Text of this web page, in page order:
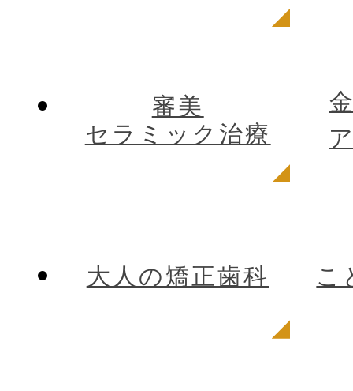
審美
セラミック治療
大人の矯正歯科 こ